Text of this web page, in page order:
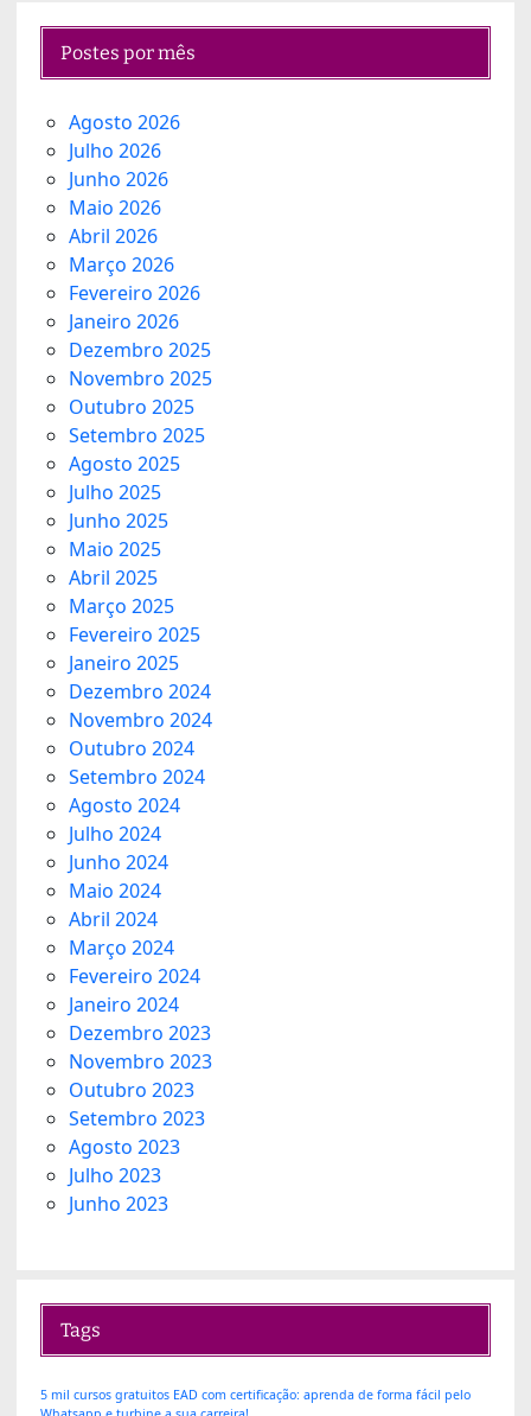
Postes por mês
Agosto 2026
Julho 2026
Junho 2026
Maio 2026
Abril 2026
Março 2026
Fevereiro 2026
Janeiro 2026
Dezembro 2025
Novembro 2025
Outubro 2025
Setembro 2025
Agosto 2025
Julho 2025
Junho 2025
Maio 2025
Abril 2025
Março 2025
Fevereiro 2025
Janeiro 2025
Dezembro 2024
Novembro 2024
Outubro 2024
Setembro 2024
Agosto 2024
Julho 2024
Junho 2024
Maio 2024
Abril 2024
Março 2024
Fevereiro 2024
Janeiro 2024
Dezembro 2023
Novembro 2023
Outubro 2023
Setembro 2023
Agosto 2023
Julho 2023
Junho 2023
Tags
5 mil cursos gratuitos EAD com certificação: aprenda de forma fácil pelo